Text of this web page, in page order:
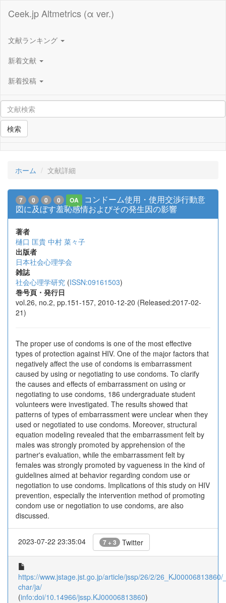
Ceek.jp Altmetrics (α ver.)
文献ランキング
新着文献
新着投稿
検索
ホーム 文献詳細
7 0 0 0 OA
コンドーム使用・使用交渉行動意
図に及ぼす羞恥感情およびその発生因の影響
著者
樋口 匡貴 中村 菜々子
出版者
日本社会心理学会
雑誌
社会心理学研究 (ISSN:09161503)
巻号頁・発行日
vol.26, no.2, pp.151-157, 2010-12-20 (Released:2017-02-
21)
The proper use of condoms is one of the most effective
types of protection against HIV. One of the major factors that
negatively affect the use of condoms is embarrassment
caused by using or negotiating to use condoms. To clarify
the causes and effects of embarrassment on using or
negotiating to use condoms, 186 undergraduate student
volunteers were investigated. The results showed that
patterns of types of embarrassment were unclear when they
used or negotiated to use condoms. Moreover, structural
equation modeling revealed that the embarrassment felt by
males was strongly promoted by apprehension of the
partner's evaluation, while the embarrassment felt by
females was strongly promoted by vagueness in the kind of
guidelines aimed at behavior regarding condom use or
negotiation to use condoms. Implications of this study on HIV
prevention, especially the intervention method of promoting
condom use or negotiation to use condoms, are also
discussed.
2023-07-22 23:35:04 7 + 3 Twitter
https://www.jstage.jst.go.jp/article/jssp/26/2/26_KJ00006813860/
char/ja/
(info:doi/10.14966/jssp.KJ00006813860)